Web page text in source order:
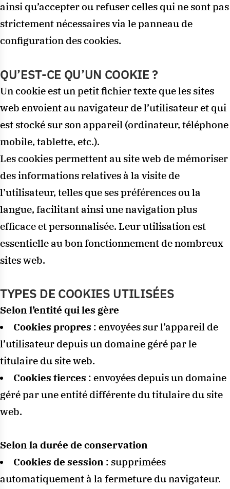
ainsi qu’accepter ou refuser celles qui ne sont pas
strictement nécessaires via le panneau de
configuration des cookies.
QU’EST-CE QU’UN COOKIE ?
Un cookie est un petit fichier texte que les sites
web envoient au navigateur de l’utilisateur et qui
est stocké sur son appareil (ordinateur, téléphone
mobile, tablette, etc.).
Les cookies permettent au site web de mémoriser
des informations relatives à la visite de
l’utilisateur, telles que ses préférences ou la
langue, facilitant ainsi une navigation plus
efficace et personnalisée. Leur utilisation est
essentielle au bon fonctionnement de nombreux
sites web.
TYPES DE COOKIES UTILISÉES
Selon l’entité qui les gère
Cookies propres : envoyées sur l’appareil de
l’utilisateur depuis un domaine géré par le
titulaire du site web.
Cookies tierces : envoyées depuis un domaine
géré par une entité différente du titulaire du site
web.
Selon la durée de conservation
Cookies de session : supprimées
automatiquement à la fermeture du navigateur.